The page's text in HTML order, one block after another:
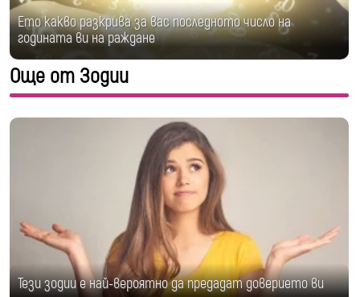
Ето какво разкрива за вас последното число на
годината ви на раждане
Още от Зодии
Тези зодии е най-вероятно да предадат доверието ви